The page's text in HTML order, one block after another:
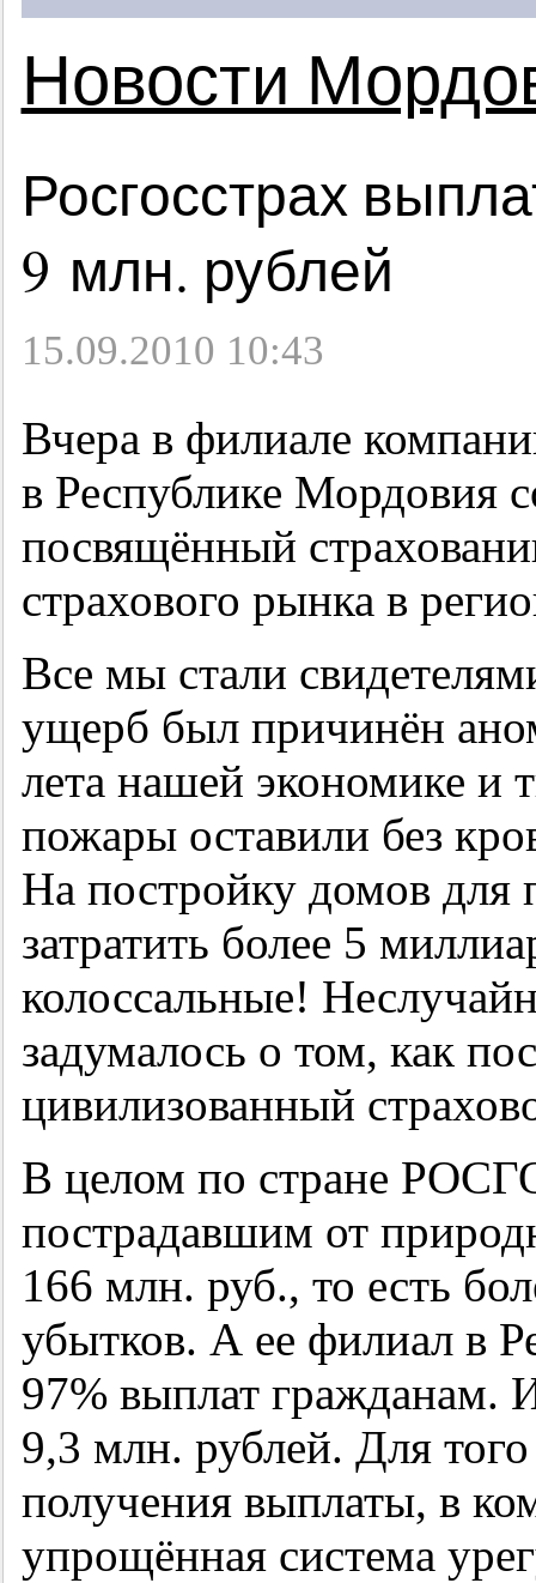
Новости
Росгосстрах
9 млн. рублей
15.09.2010 10:43
Вчера в филиале
в Республике Мордовия
посвящённый
страхового рынка в
Все мы стали
ущерб был причинён
лета нашей экономике и
пожары оставили без
На постройку домов для
затратить более 5
колоссальные!
задумалось о том, как
цивилизованный
В целом по стране
пострадавшим от
166 млн. руб., то есть
убытков. А ее филиал в
97% выплат гражданам.
9,3 млн. рублей. Для
получения выплаты, в
упрощённая система